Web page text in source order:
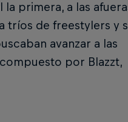
primera, a las
tríos de freestylers y
avanzar a las
por Blazzt,